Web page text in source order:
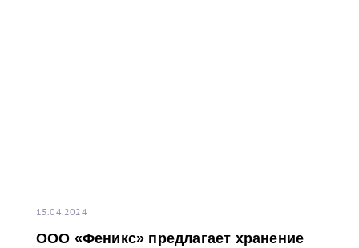
15.04.2024
ООО «Феникс» предлагает хранение